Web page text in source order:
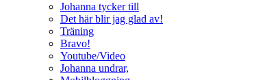
Johanna tycker till
Det här blir jag glad av!
Träning
Bravo!
Youtube/Video
Johanna undrar,